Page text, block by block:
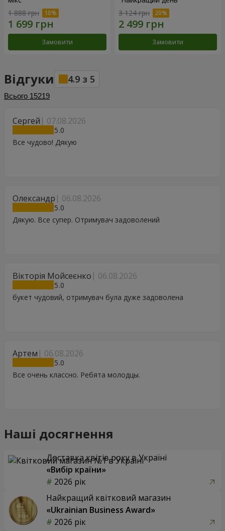
1 888 грн
Замовити
3 124 грн
Замовити
Відгуки 4.9 з 5
Всього 15219
Сергей 07.08.2026
5
Все чудово! Дякую
Олександр 06.08.2026
5
Дякую. Все супер. Отримувач задоволений
Вікторія Мойсеєнко 06.08.2026
5
букет чудовий, отримувач була дуже задоволена
Артем 06.08.2026
5
Все очень классно. Ребята молодцы.
Наші досягнення
Доставка квітів року в Україні
«Вибір країни»
2026 рік
Найкращий квітковий магазин
«Ukrainian Business Award»
2026 рік